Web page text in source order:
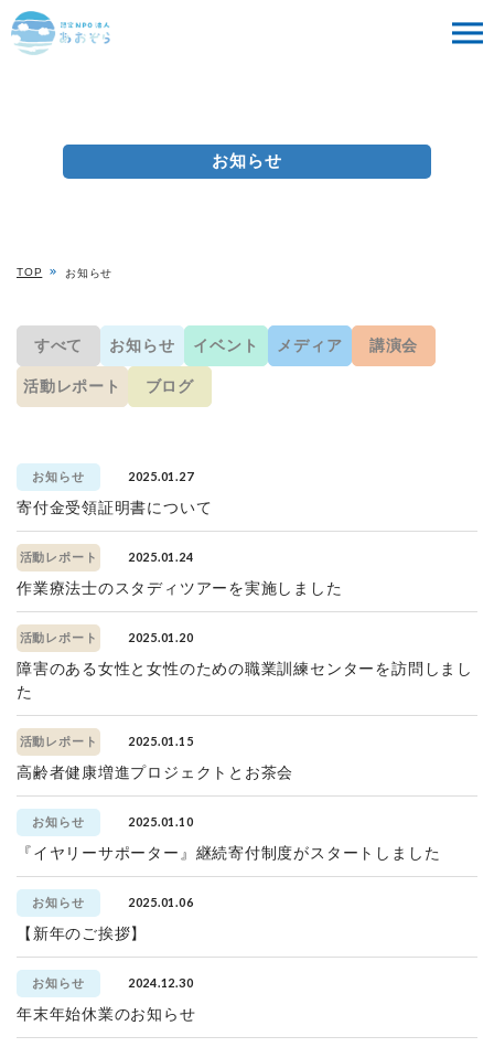
お知らせ
TOP お知らせ
すべて お知らせ イベント メディア 講演会
活動レポート ブログ
お知らせ 2025.01.27
寄付金受領証明書について
活動レポート 2025.01.24
作業療法士のスタディツアーを実施しました
活動レポート 2025.01.20
障害のある女性と女性のための職業訓練センターを訪問しまし
た
活動レポート 2025.01.15
高齢者健康増進プロジェクトとお茶会
お知らせ 2025.01.10
『イヤリーサポーター』継続寄付制度がスタートしました
お知らせ 2025.01.06
【新年のご挨拶】
お知らせ 2024.12.30
年末年始休業のお知らせ